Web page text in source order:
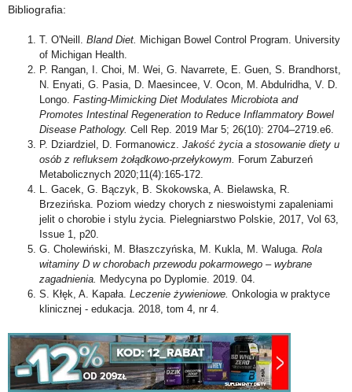
Bibliografia:
T. O'Neill. Bland Diet. Michigan Bowel Control Program. University
of Michigan Health.
P. Rangan, I. Choi, M. Wei, G. Navarrete, E. Guen, S. Brandhorst,
N. Enyati, G. Pasia, D. Maesincee, V. Ocon, M. Abdulridha, V. D.
Longo. Fasting-Mimicking Diet Modulates Microbiota and
Promotes Intestinal Regeneration to Reduce Inflammatory Bowel
Disease Pathology. Cell Rep. 2019 Mar 5; 26(10): 2704–2719.e6.
P. Dziardziel, D. Formanowicz. Jakość życia a stosowanie diety u
osób z refluksem żołądkowo-przełykowym. Forum Zaburzeń
Metabolicznych 2020;11(4):165-172.
L. Gacek, G. Bączyk, B. Skokowska, A. Bielawska, R.
Brzezińska. Poziom wiedzy chorych z nieswoistymi zapaleniami
jelit o chorobie i stylu życia. Pielegniarstwo Polskie, 2017, Vol 63,
Issue 1, p20.
G. Cholewiński, M. Błaszczyńska, M. Kukla, M. Waluga. Rola
witaminy D w chorobach przewodu pokarmowego – wybrane
zagadnienia. Medycyna po Dyplomie. 2019. 04.
S. Kłęk, A. Kapała. Leczenie żywieniowe. Onkologia w praktyce
klinicznej - edukacja. 2018, tom 4, nr 4.